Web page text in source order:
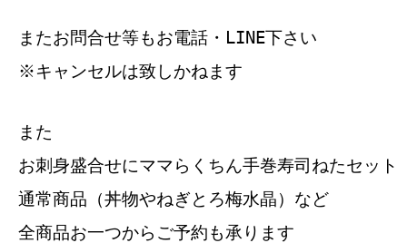
またお問合せ等もお電話・LINE下さい
※キャンセルは致しかねます
また
お刺身盛合せにママらくちん手巻寿司ねたセット
通常商品（丼物やねぎとろ梅水晶）など
全商品お一つからご予約も承ります